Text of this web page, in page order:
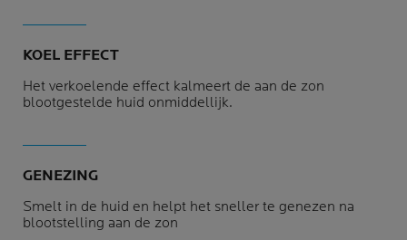
KOEL EFFECT
Het verkoelende effect kalmeert de aan de zon
blootgestelde huid onmiddellijk.
GENEZING
Smelt in de huid en helpt het sneller te genezen na
blootstelling aan de zon